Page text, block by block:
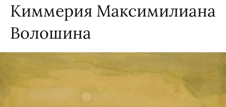
Киммерия Максимилиана
Волошина